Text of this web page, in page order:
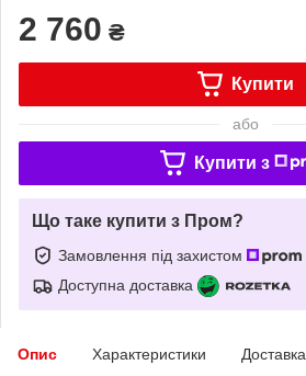
2 760 ₴
Купити
або
Купити з
Що таке купити з Пром?
Замовлення під захистом
Доступна доставка
Опис Характеристики Доставка